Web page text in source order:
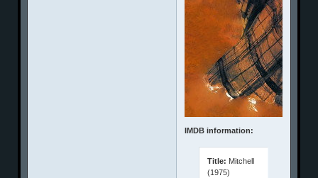
IMDB information:
Title: Mitchell
(1975)